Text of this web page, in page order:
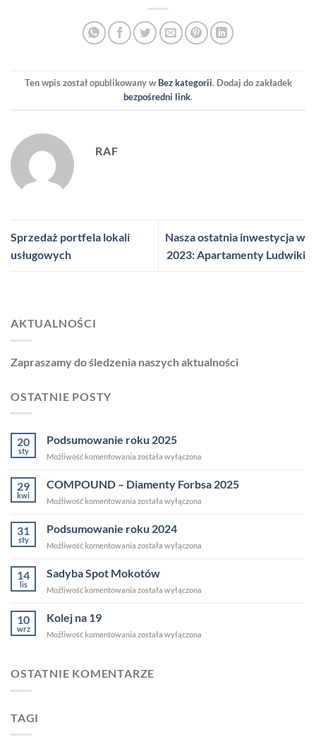
Ten wpis został opublikowany w Bez kategorii. Dodaj do zakładek
bezpośredni link.
RAF
Sprzedaż portfela lokali
usługowych
Nasza ostatnia inwestycja w
2023: Apartamenty Ludwiki
AKTUALNOŚCI
Zapraszamy do śledzenia naszych aktualności
OSTATNIE POSTY
20
sty
Podsumowanie roku 2025
Możliwość komentowania została wyłączona
29
kwi
COMPOUND – Diamenty Forbsa 2025
Możliwość komentowania została wyłączona
31
sty
Podsumowanie roku 2024
Możliwość komentowania została wyłączona
14
lis
Sadyba Spot Mokotów
Możliwość komentowania została wyłączona
10
wrz
Kolej na 19
Możliwość komentowania została wyłączona
OSTATNIE KOMENTARZE
TAGI